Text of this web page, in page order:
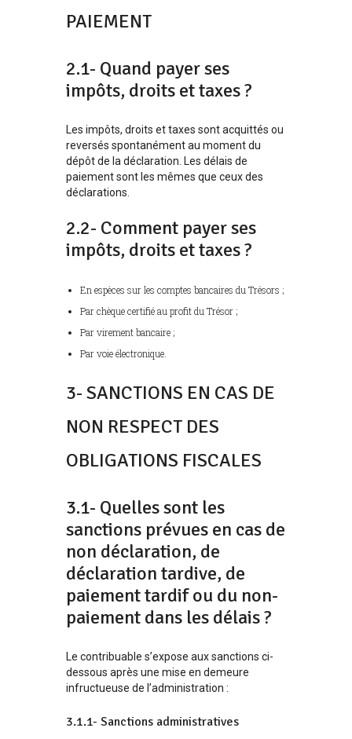
PAIEMENT
2.1- Quand payer ses
impôts, droits et taxes ?
Les impôts, droits et taxes sont acquittés ou
reversés spontanément au moment du
dépôt de la déclaration. Les délais de
paiement sont les mêmes que ceux des
déclarations.
2.2- Comment payer ses
impôts, droits et taxes ?
En espèces sur les comptes bancaires du Trésors ;
Par chèque certifié au profit du Trésor ;
Par virement bancaire ;
Par voie électronique.
3- SANCTIONS EN CAS DE
NON RESPECT DES
OBLIGATIONS FISCALES
3.1- Quelles sont les
sanctions prévues en cas de
non déclaration, de
déclaration tardive, de
paiement tardif ou du non-
paiement dans les délais ?
Le contribuable s’expose aux sanctions ci-
dessous après une mise en demeure
infructueuse de l’administration :
3.1.1- Sanctions administratives